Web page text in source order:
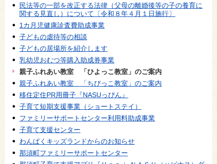
民法等の一部を改正する法律（父母の離婚後等の子の養育に
関する見直し）について〔令和８年４月１日施行〕
1カ月児健康診査費助成事業
子どもの虐待等の相談
子どもの居場所を紹介します
乳幼児おむつ等購入助成券事業
親子ふれあい教室 「ひよっこ教室」のご案内
親子ふれあい教室 「ちびっこ教室」のご案内
移住定住PR用冊子『NASUっぴん』
子育て短期支援事業（ショートステイ）
ファミリーサポートセンター利用料助成事業
子育て支援センター
わんぱくキッズランドからのお知らせ
那須町ファミリーサポートセンター